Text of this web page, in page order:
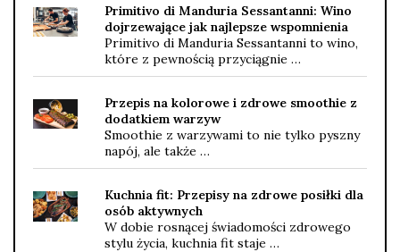
Primitivo di Manduria Sessantanni: Wino
dojrzewające jak najlepsze wspomnienia
Primitivo di Manduria Sessantanni to wino,
które z pewnością przyciągnie …
Przepis na kolorowe i zdrowe smoothie z
dodatkiem warzyw
Smoothie z warzywami to nie tylko pyszny
napój, ale także …
Kuchnia fit: Przepisy na zdrowe posiłki dla
osób aktywnych
W dobie rosnącej świadomości zdrowego
stylu życia, kuchnia fit staje …